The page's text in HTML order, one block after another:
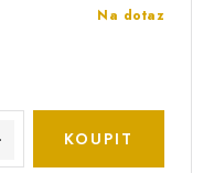
Na dotaz